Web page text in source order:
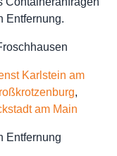
Entfernung.
Karlstein am
,
am Main
Entfernung